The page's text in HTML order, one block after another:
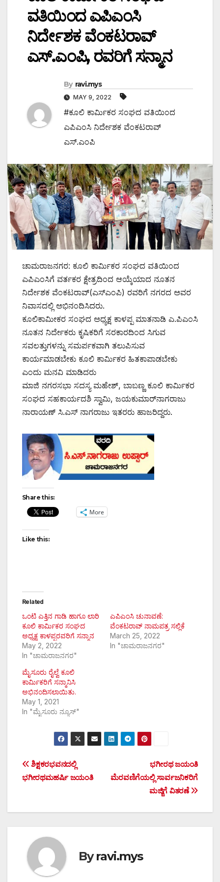
ವತಿಯಿಂದ ಎಪಿಎಂಸಿ
ನಿರ್ದೇಶಕ ವೆಂಕಟರಾವ್
ಎಸ್.ಎಂಪಿ, ರವರಿಗೆ ಸನ್ಮಾನ
By ravi.mys
MAY 9, 2022
#ಕೂಲಿ ಕಾರ್ಮಿಕರ ಸಂಘದ ವತಿಯಿಂದ
ಎಪಿಎಂಸಿ ನಿರ್ದೇಶಕ ವೆಂಕಟರಾವ್
ಎಸ್.ಎಂಪಿ
ಚಾಮರಾಜನಗರ: ಕೂಲಿ ಕಾರ್ಮಿಕರ ಸಂಘದ ವತಿಯಿಂದ
ಎಪಿಎಂಸಿಗೆ ವರ್ತಕರ ಕ್ಷೇತ್ರದಿಂದ ಆಯ್ಕೆಯಾದ ನೂತನ
ನಿರ್ದೇಶಕ ವೆಂಕಟರಾವ್(ಎಸ್‌ಎಂಪಿ) ರವರಿಗೆ ನಗರದ ಅವರ
ನಿವಾಸದಲ್ಲಿ ಅಭಿನಂದಿಸಿದರು.
ಕೂಲಿಕಾಮೀಕರ ಸಂಘದ ಅಧ್ಯಕ್ಷ ಕಾಳಪ್ಪ ಮಾತನಾಡಿ ಎ.ಪಿಎಂಸಿ
ನೂತನ ನಿರ್ದೇಕರು ಕೃಷಿಕರಿಗೆ ಸರಕಾರದಿಂದ ಸಿಗುವ
ಸವಲತ್ತುಗಳನ್ನು ಸಮರ್ಪಕವಾಗಿ ತಲುಪಿಸುವ
ಕಾರ್ಯಮಾಡಬೇಕು ಕೂಲಿ ಕಾರ್ಮಿಕರ ಹಿತಕಾಪಾಡಬೇಕು
ಎಂದು ಮನವಿ ಮಾಡಿದರು
ಮಾಜಿ ನಗರಸಭಾ ಸದಸ್ಯ ಮಹೇಶ್, ಬಾಬಣ್ಣ ಕೂಲಿ ಕಾರ್ಮಿಕರ
ಸಂಘದ ಸಹಕಾರ್ಯದಶಿ ಸ್ವಾಮಿ, ಜಯಕುಮಾರ್‌ನಾಗರಾಜು
ನಾರಾಯಣ್ ಸಿ.ಎಸ್ ನಾಗರಾಜು ಇತರರು ಹಾಜರಿದ್ದರು.
Share this:
More
Like this:
Related
ಒಂಟಿ ಎತ್ತಿನ ಗಾಡಿ ಹಾಗೂ ಲಾರಿ
ಕೂಲಿ ಕಾರ್ಮಿಕರ ಸಂಘದ
ಅಧ್ಯಕ್ಷ ಕಾಳಪ್ಪರವರಿಗೆ ಸನ್ಮಾನ
May 2, 2022
In "ಚಾಮರಾಜನಗರ"
ಎಪಿಎಂಸಿ ಚುನಾವಣೆ:
ವೆಂಕಟರಾವ್ ನಾಮಪತ್ರ ಸಲ್ಲಿಕೆ
March 25, 2022
In "ಚಾಮರಾಜನಗರ"
ಮೈಸೂರು ರೈಲ್ವೆ ಕೂಲಿ
ಕಾರ್ಮಿಕರಿಗೆ ಸನ್ಮಾನಿಸಿ
ಅಭಿನಂದಿಸಲಾಯಿತು.
May 1, 2021
In "ಮೈಸೂರು ನ್ಯೂಸ್"
Post
navigation
ಭಗೀರಥ ಜಯಂತಿ
ಮೆರವಣಿಗೆಯಲ್ಲಿ ಸಾರ್ವಜನಿಕರಿಗೆ
ಮಜ್ಜಿಗೆ ವಿತರಣೆ
ಶಿಕ್ಷಕರಭವನದಲ್ಲಿ
ಭಗೀರಥಮಹರ್ಷಿ ಜಯಂತಿ
Byravi.mys